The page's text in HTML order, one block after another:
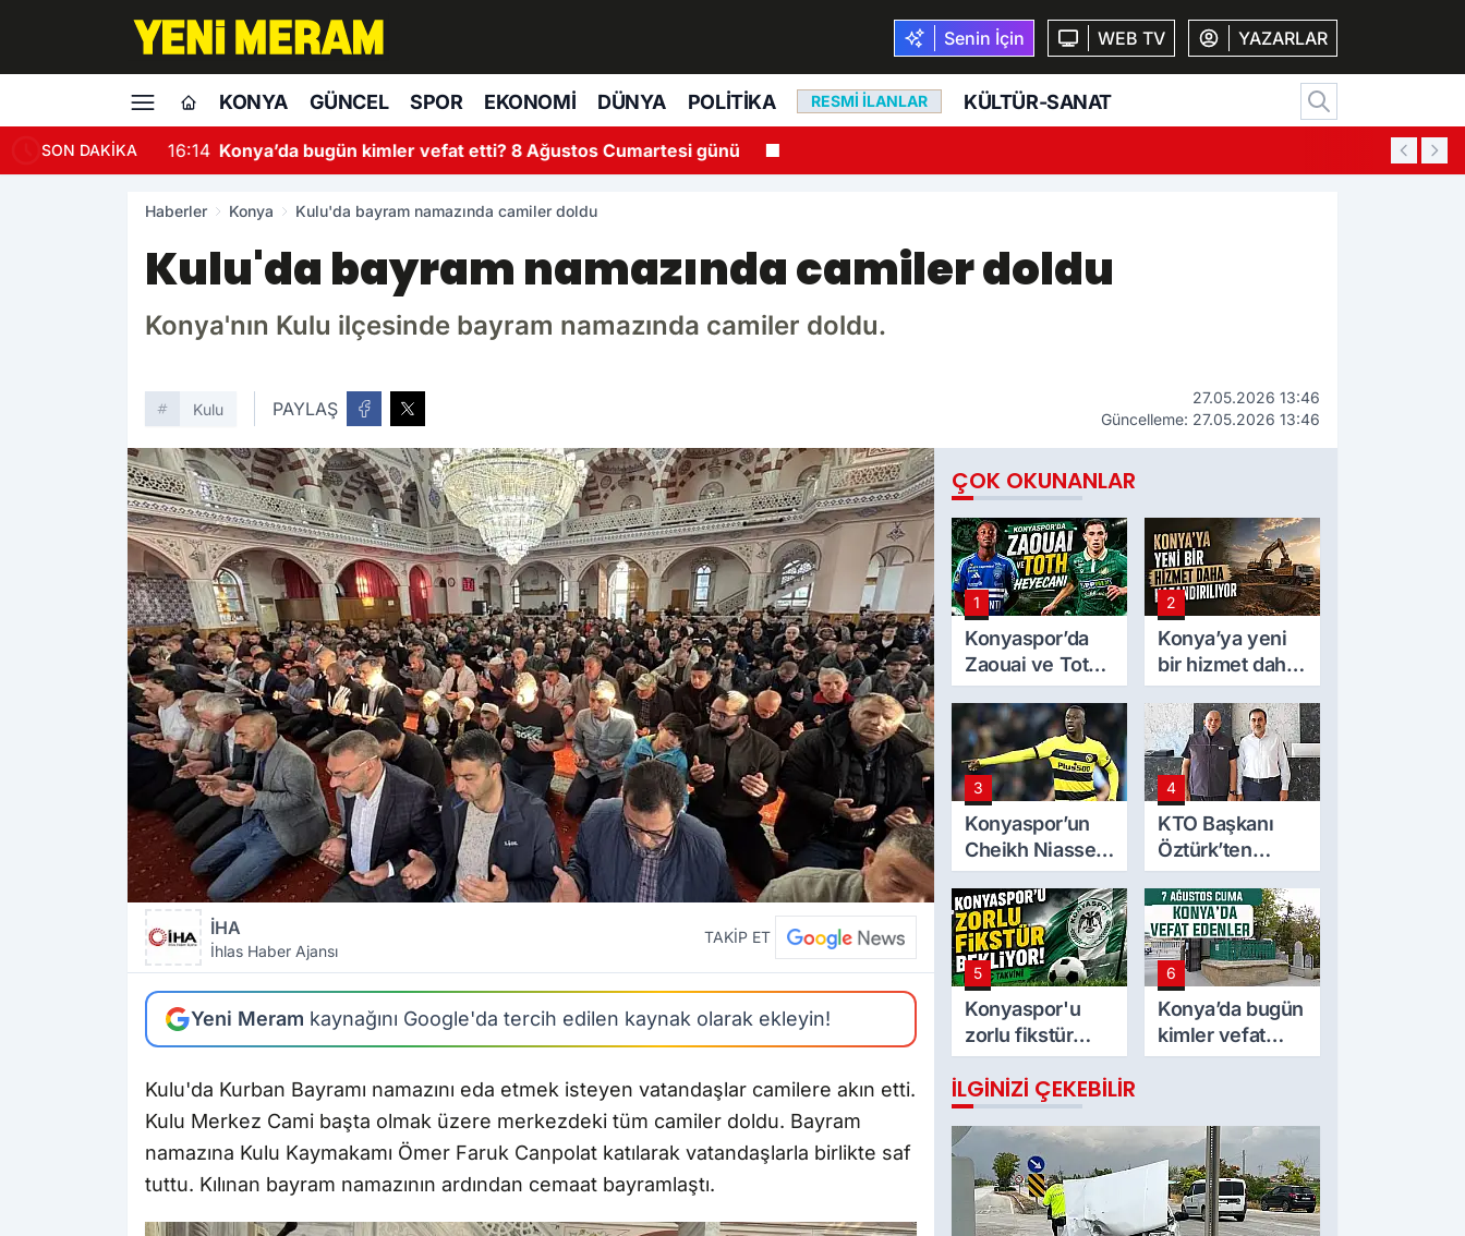
Senin İçin WEB TV YAZARLAR
KONYA GÜNCEL SPOR EKONOMI DÜNYA POLITIKA RESMI İLANLAR KÜLTÜR-SANAT
SON DAKİKA 16:14 Konya’da bugün kimler vefat etti? 8 Ağustos Cumartesi günü 15:27
Haberler Konya Kulu'da bayram namazında camiler doldu
Kulu'da bayram namazında camiler doldu
Konya'nın Kulu ilçesinde bayram namazında camiler doldu.
Kulu PAYLAŞ
27.05.2026 13:46
Güncelleme: 27.05.2026 13:46
İHA
İhlas Haber Ajansı
TAKİP ET
Yeni Meram kaynağını Google'da tercih edilen kaynak olarak ekleyin!
Kulu'da Kurban Bayramı namazını eda etmek isteyen vatandaşlar camilere akın etti.
Kulu Merkez Cami başta olmak üzere merkezdeki tüm camiler doldu. Bayram
namazına Kulu Kaymakamı Ömer Faruk Canpolat katılarak vatandaşlarla birlikte saf
tuttu. Kılınan bayram namazının ardından cemaat bayramlaştı.
ÇOK OKUNANLAR
1
Konyaspor’da
Zaouai ve Toth
heyecanı
2
Konya’ya yeni
bir hizmet daha
kazandırılıyor
3
Konyaspor’un
Cheikh Niasse
ilgisi
4
KTO Başkanı
Öztürk’ten
Mekpan Panel’e
ziyaret
5
Konyaspor'u
zorlu fikstür
bekliyor! İşte
maç takvimi
6
Konya’da bugün
kimler vefat
etti? 7 Ağustos
İLGINIZI ÇEKEBILIR